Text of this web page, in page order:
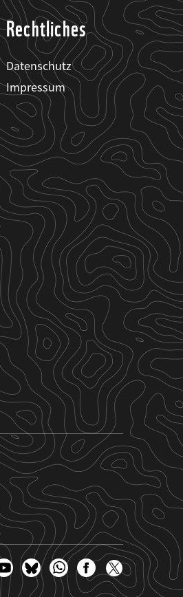
Rechtliches
Datenschutz
Impressum